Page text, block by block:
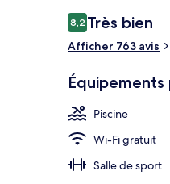
Avis
voyageurs
8,28,2 sur 10
Très bien
Afficher 763 avis
Équipements
Piscine
Wi-Fi gratuit
Salle de sport